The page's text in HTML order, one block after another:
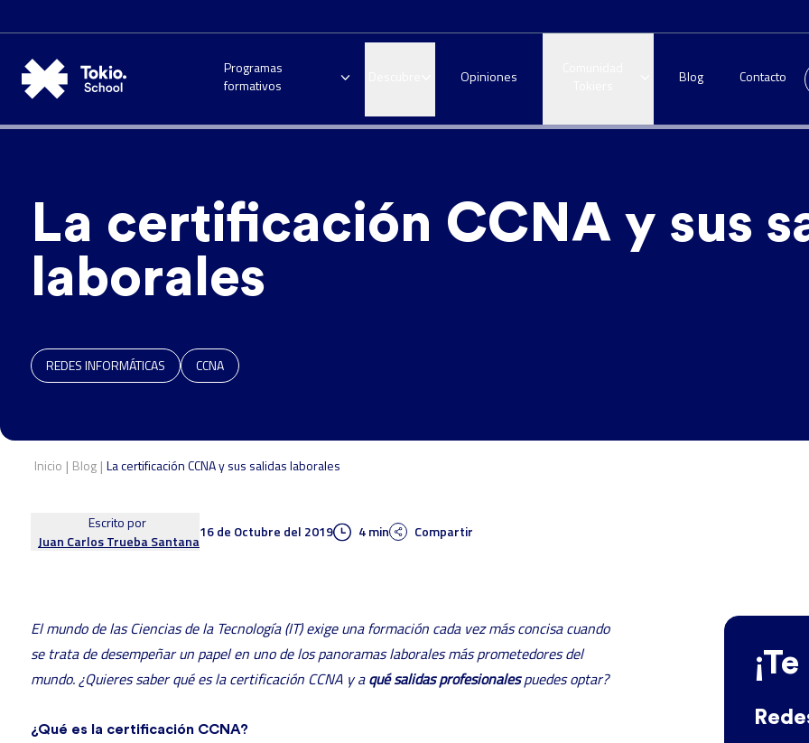
Programas
formativos
Opiniones Blog Contacto
La certificación CCNA y sus
laborales
REDES INFORMÁTICAS CCNA
Inicio | Blog | La certificación CCNA y sus salidas laborales
Escrito por
Juan Carlos Trueba Santana
16 de Octubre del 2019 4 min Compartir
El mundo de las Ciencias de la Tecnología (IT) exige una formación cada vez más concisa cuando
se trata de desempeñar un papel en uno de los panoramas laborales más prometedores del
mundo. ¿Quieres saber qué es la certificación CCNA y aqué salidas profesionalespuedes optar?
¿Qué es la certificación CCNA?